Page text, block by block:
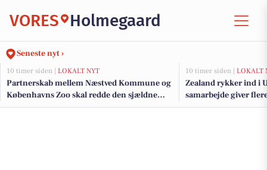
VORES Holmegaard
Seneste nyt ›
10 timer siden | LOKALT NYT
Partnerskab mellem Næstved Kommune og
Københavns Zoo skal redde den sjældne
klokkefrø
10 timer siden | LOKALT
Zealand rykker ind i
samarbejde giver
studerende i Næstved